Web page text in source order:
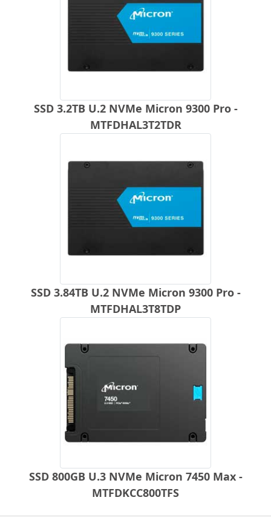
SSD 3.2TB U.2 NVMe Micron 9300 Pro -
MTFDHAL3T2TDR
SSD 3.84TB U.2 NVMe Micron 9300 Pro -
MTFDHAL3T8TDP
SSD 800GB U.3 NVMe Micron 7450 Max -
MTFDKCC800TFS